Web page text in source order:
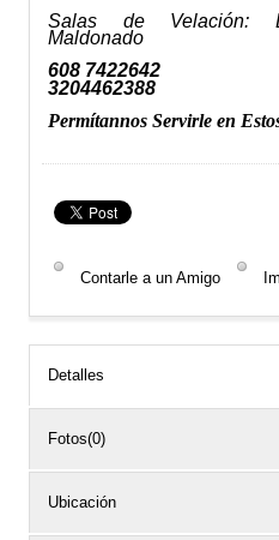
Salas de Velación:
Maldonado
608 7422642
3204462388
PermítannosServirle en
Contarle a un Amigo
Detalles
Fotos(0)
Ubicación